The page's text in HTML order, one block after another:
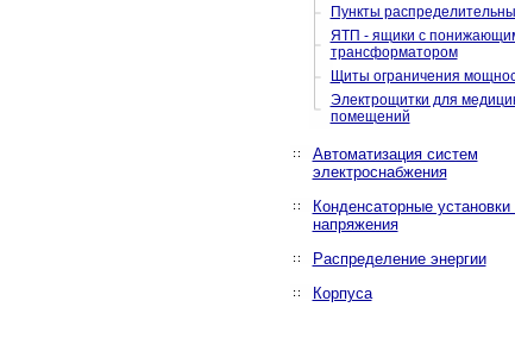
Пункты
ЯТП - ящики с
трансформатором
Щиты ограничения
Электрощитки для
помещений
Автоматизация систем
электроснабжения
Конденсаторные установки
напряжения
Распределение энергии
Корпуса